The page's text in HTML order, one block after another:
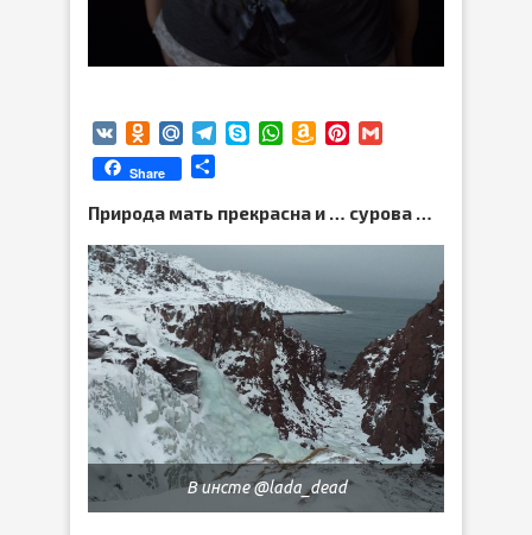
VK Odnoklassniki
Mail.RuTelegram
SkypeWhatsApp
AmazonPinterest
Share
Природа мать прекрасна и … сурова …
В инсте @lada_dead